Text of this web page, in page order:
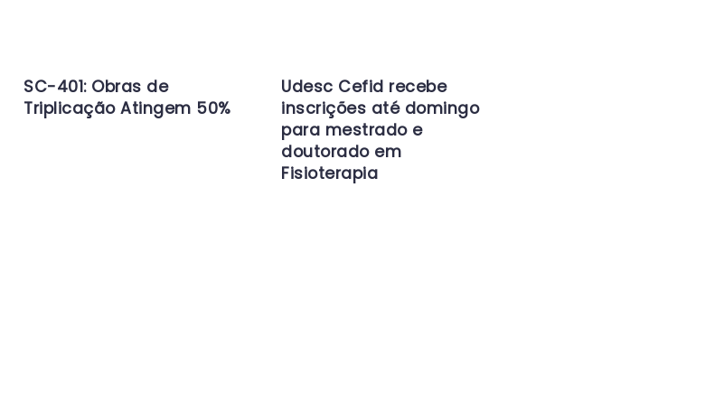
SC-401: Obras de
Triplicação Atingem 50%
Udesc Cefid recebe
inscrições até domingo
para mestrado e
doutorado em
Fisioterapia